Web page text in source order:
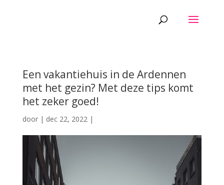
Een vakantiehuis in de Ardennen
met het gezin? Met deze tips komt
het zeker goed!
door | dec 22, 2022|